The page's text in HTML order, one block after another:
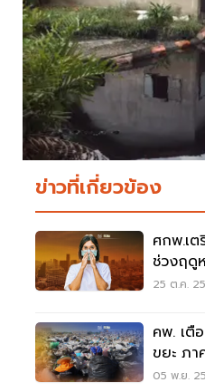
ข่าวที่เกี่ยวข้อง
ศกพ.เ
ช่วงฤดู
25 ต.ค.
คพ. เตื
ขยะ ภา
05 พ.ย.